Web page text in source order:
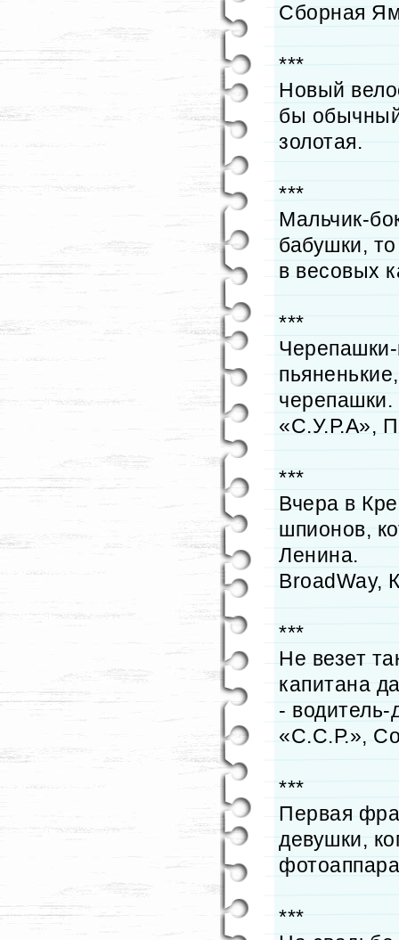
Сборная
***
Новый
бы
золотая.
***
Мальчик-
бабушки,
в весовых
***
Черепашки-
черепашки.
«С.У.Р.А»,
***
Вчера в
шпионов,
Ленина.
BroadWay,
***
Не везет
капитана
-
«С.С.Р.»,
***
Первая
девушки,
***